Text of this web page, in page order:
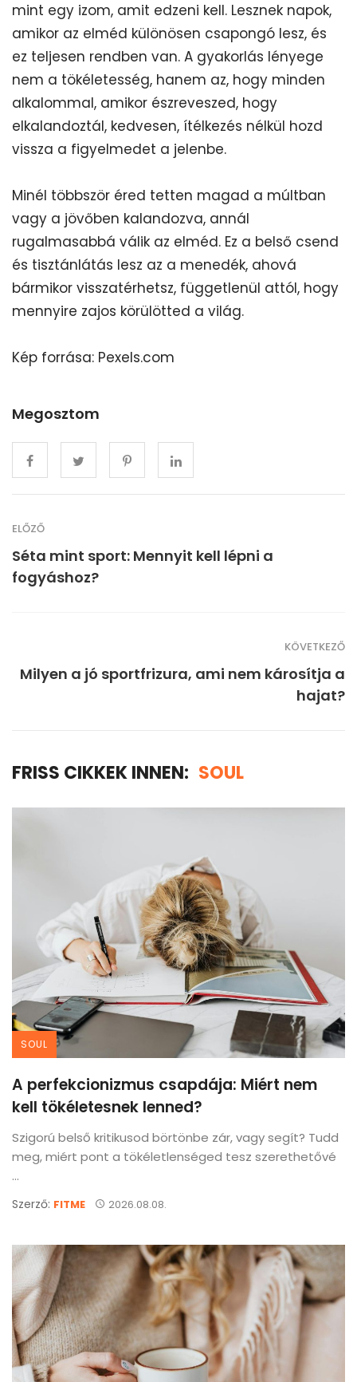
mint egy izom, amit edzeni kell. Lesznek napok,
amikor az elméd különösen csapongó lesz, és
ez teljesen rendben van. A gyakorlás lényege
nem a tökéletesség, hanem az, hogy minden
alkalommal, amikor észreveszed, hogy
elkalandoztál, kedvesen, ítélkezés nélkül hozd
vissza a figyelmedet a jelenbe.
Minél többször éred tetten magad a múltban
vagy a jövőben kalandozva, annál
rugalmasabbá válik az elméd. Ez a belső csend
és tisztánlátás lesz az a menedék, ahová
bármikor visszatérhetsz, függetlenül attól, hogy
mennyire zajos körülötted a világ.
Kép forrása: Pexels.com
Megosztom
ELŐZŐ
Séta mint sport: Mennyit kell lépni a
fogyáshoz?
KÖVETKEZŐ
Milyen a jó sportfrizura, ami nem károsítja a
hajat?
FRISS CIKKEK INNEN: SOUL
SOUL
A perfekcionizmus csapdája: Miért nem
kell tökéletesnek lenned?
Szigorú belső kritikusod börtönbe zár, vagy segít? Tudd
meg, miért pont a tökéletlenséged tesz szerethetővé
...
Szerző: FITME 2026.08.08.